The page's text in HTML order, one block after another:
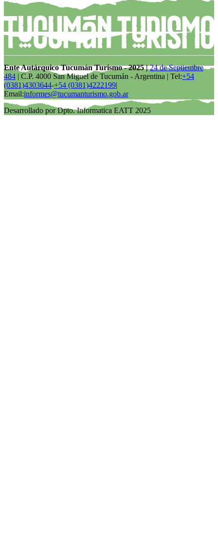
Ente Autárquico Tucumán Turismo - 2025 |24 de Septiembre
484 | C.P. 4000 San Miguel de Tucumán - Argentina | Tel:+54
(0381)4303644-+54 (0381)4222199|
Email:informes@tucumanturismo.gob.ar
Desarrollado por Dpto. Informatica EATT 2025